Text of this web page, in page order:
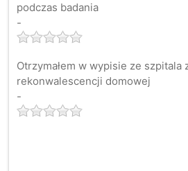
podczas badania
-
Otrzymałem w wypisie ze szpitala
rekonwalescencji domowej
-